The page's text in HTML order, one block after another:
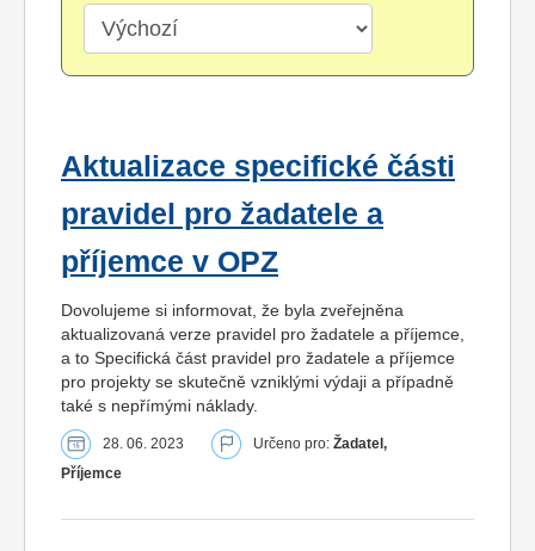
Aktualizace specifické části
pravidel pro žadatele a
příjemce v OPZ
Dovolujeme si informovat, že byla zveřejněna
aktualizovaná verze pravidel pro žadatele a příjemce,
a to Specifická část pravidel pro žadatele a příjemce
pro projekty se skutečně vzniklými výdaji a případně
také s nepřímými náklady.
28. 06. 2023 Určeno pro: Žadatel,
Příjemce